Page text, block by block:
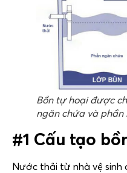
Bồn tự hoại được
ngăn chứa và phần
#1 Cấu tạo
Nước thải từ nhà vệ sinh